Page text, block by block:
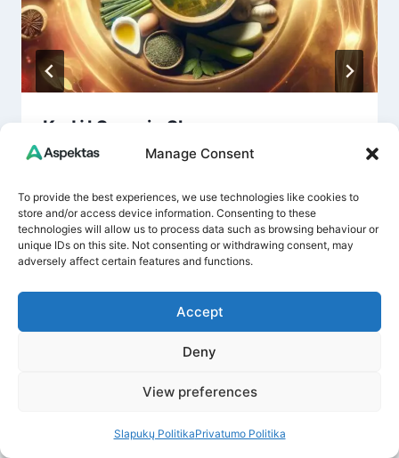
Manage Consent
To provide the best experiences, we use technologies like cookies to
store and/or access device information. Consenting to these
technologies will allow us to process data such as browsing behaviour or
unique IDs on this site. Not consenting or withdrawing consent, may
adversely affect certain features and functions.
Accept
Deny
View preferences
Slapukų PolitikaPrivatumo Politika
Kodėl Sąnarių Skausmas
Nepraeina? Šie Maisto Produktai
By Dovydas A. July 12, 2025
Leave a Reply